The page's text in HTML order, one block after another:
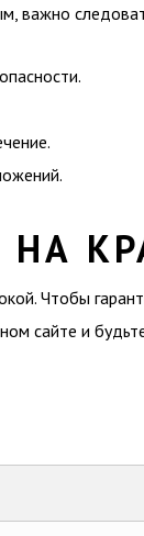
важно
Чтобы
сайте и